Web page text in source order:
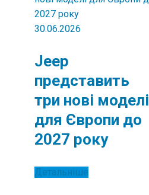
30.06.2026
Jeep
представить
три нові моделі
для Європи до
2027 року
Детальніше